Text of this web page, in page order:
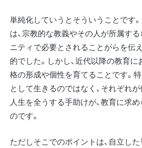
単純化していうとそういうことです
は、宗教的な教義やその人が所属す
ニティで必要とされることがらを伝
的でした。しかし、近代以降の教育に
格の形成や個性を育てることです。
として生きるのではなく、それぞれ
人生を全うする手助けが、教育に求
のです。
ただしそこでのポイントは、自立した